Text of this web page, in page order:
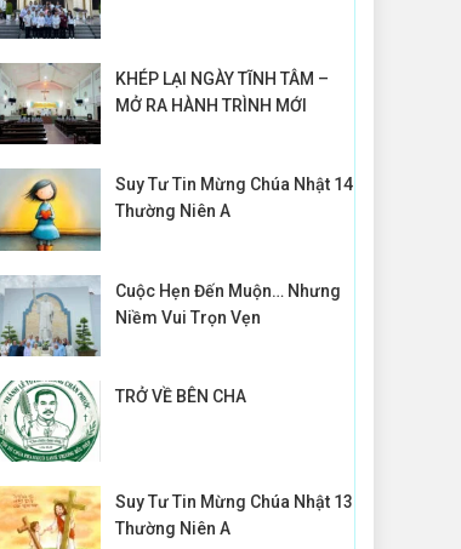
KHÉP LẠI NGÀY TĨNH TÂM –
MỞ RA HÀNH TRÌNH MỚI
Suy Tư Tin Mừng Chúa Nhật 14
Thường Niên A
Cuộc Hẹn Đến Muộn… Nhưng
Niềm Vui Trọn Vẹn
TRỞ VỀ BÊN CHA
Suy Tư Tin Mừng Chúa Nhật 13
Thường Niên A